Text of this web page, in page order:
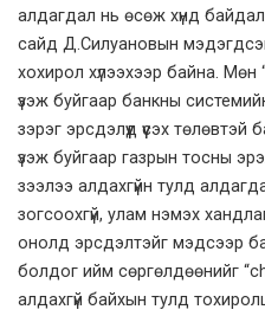
алдагдал нь өсөж хүнд
сайд Д.Силуановын
хохирол хүлээхээр байна. Мөн
үзэж буйгаар банкны
зэрэг эрсдэлүүд үүсэх
үзэж буйгаар газрын тосны
зээлээ алдахгүйн тулд
зогсоохгүй, улам нэмэх
онолд эрсдэлтэйг мэдсээр
болдог ийм сөргөлдөөнийг
алдахгүй байхын тулд